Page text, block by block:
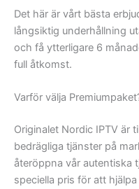
Det här är vårt bästa
långsiktig underhållning
och få ytterligare 6
full åtkomst.
Varför välja
Originalet Nordic IPTV är
bedrägliga tjänster på
återöppna vår autentiska
speciella pris för att